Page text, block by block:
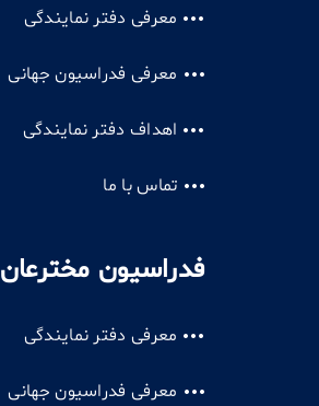
معرفی دفتر نمایندگی
معرفی فدراسیون جهانی
اهداف دفتر نمایندگی
تماس با ما
فدراسیون مخترعان
معرفی دفتر نمایندگی
معرفی فدراسیون جهانی